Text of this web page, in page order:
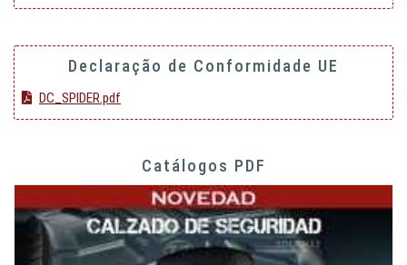
Declaração de Conformidade UE
DC_SPIDER.pdf
Catálogos PDF